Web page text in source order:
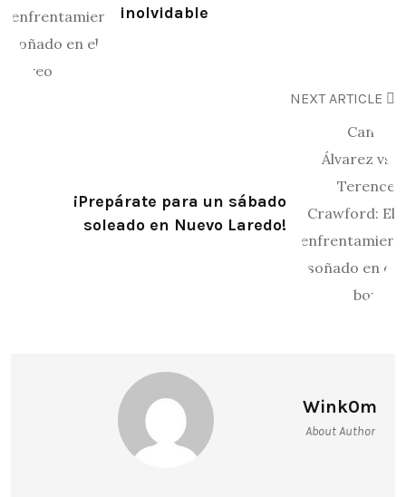
inolvidable
NEXT ARTICLE
¡Prepárate para un sábado
soleado en Nuevo Laredo!
Wink0m
About Author